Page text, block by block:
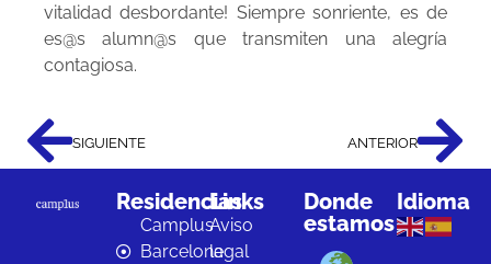
vitalidad desbordante! Siempre sonriente, es de
es@s alumn@s que transmiten una alegría
contagiosa.
SIGUIENTE ANTERIOR
Residencias
Camplus
Barcelona
Links
Aviso
legal
Donde
estamos
Idioma